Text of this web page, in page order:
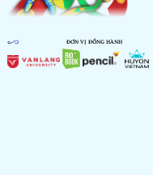
ĐƠN VỊ ĐỒNG HÀNH